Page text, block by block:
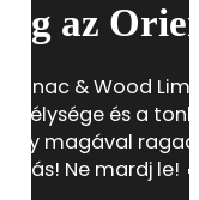
az
& Wood
mélysége és a
magával
Ne mardj le!